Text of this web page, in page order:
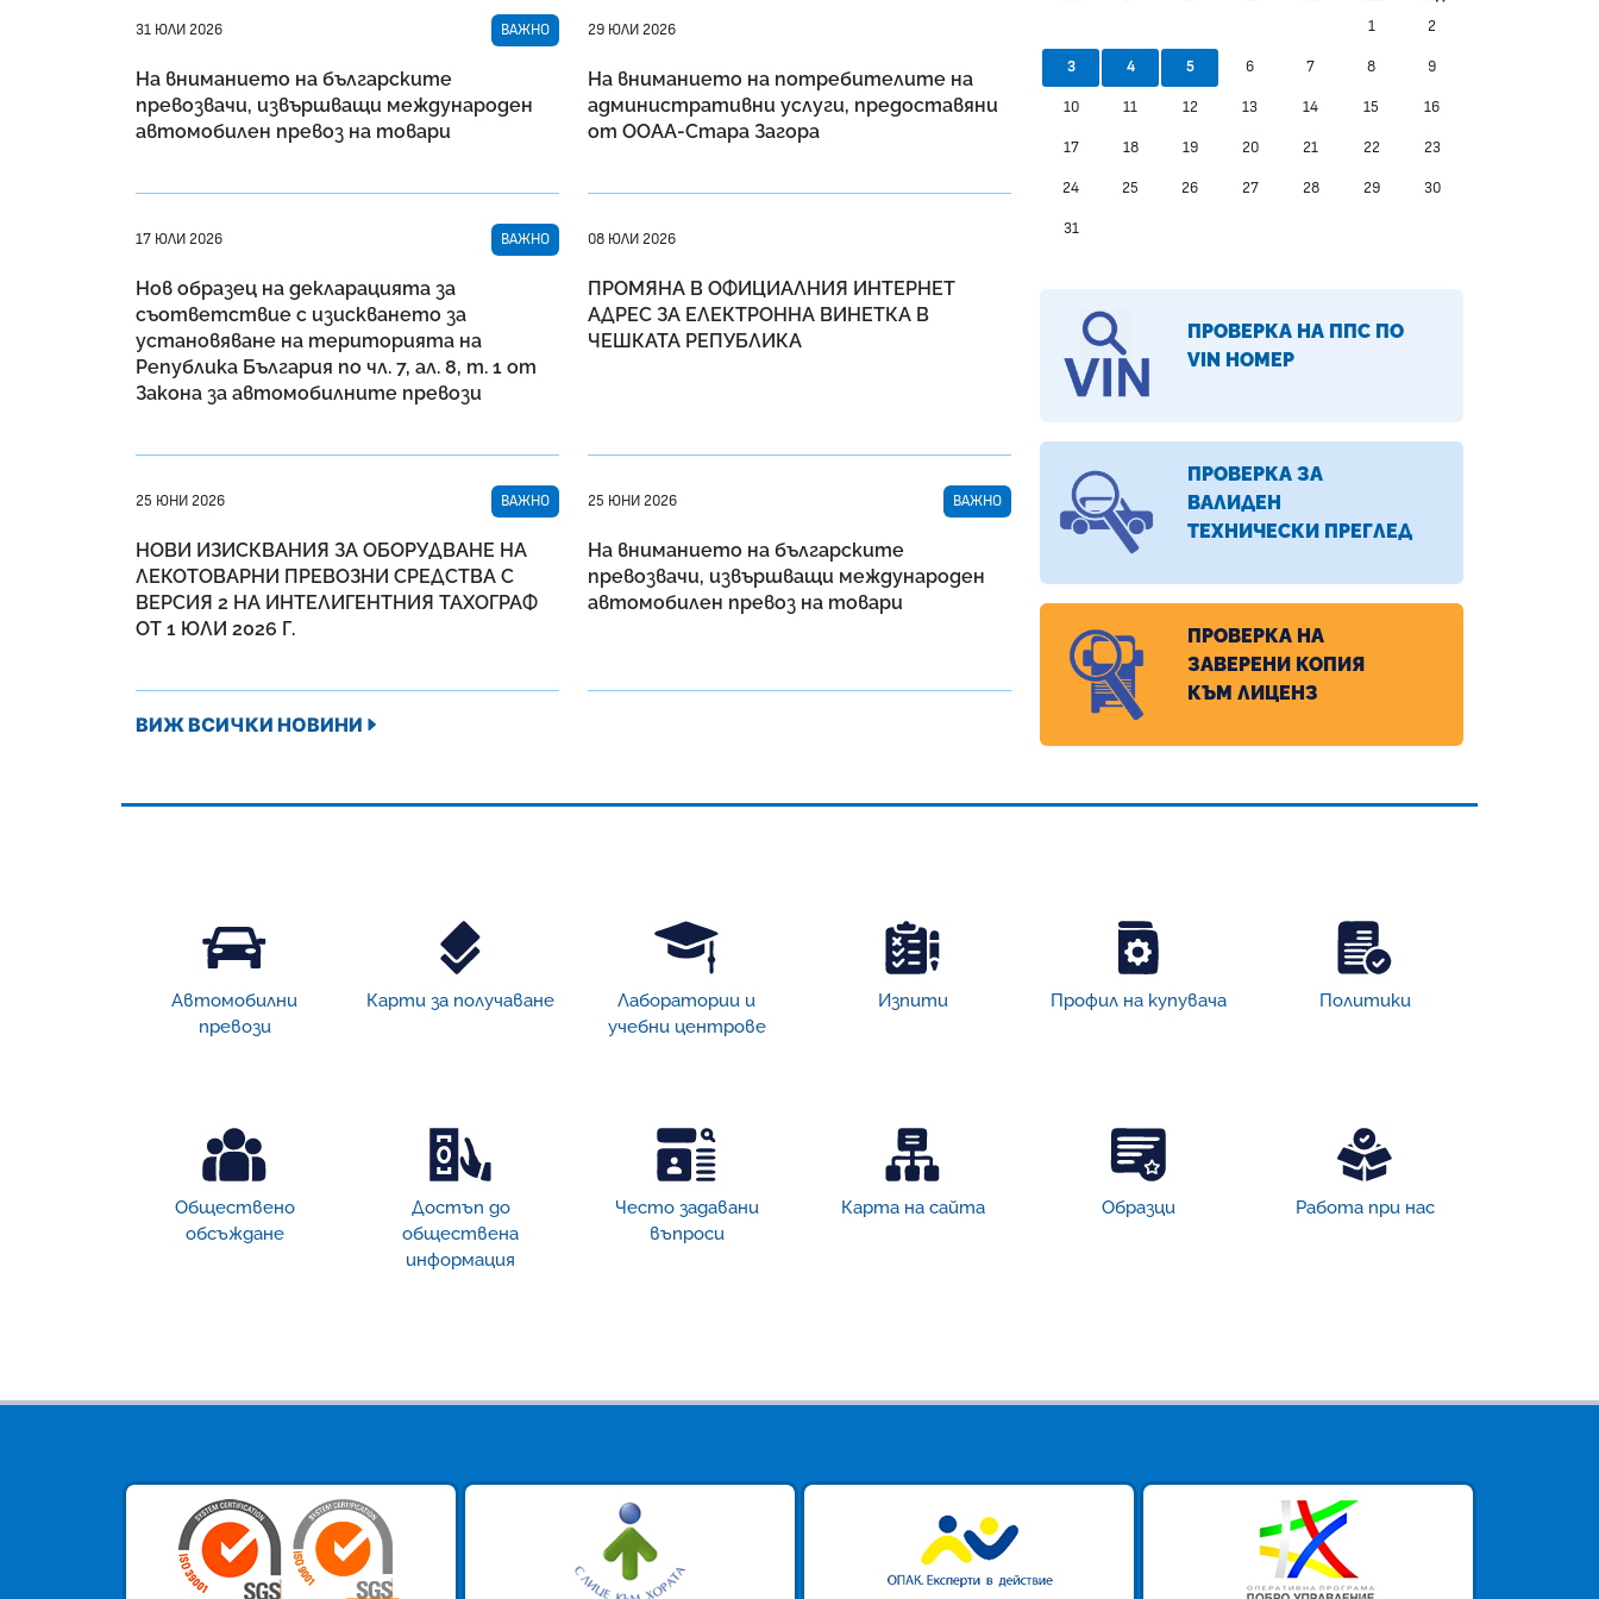
31 ЮЛИ 2026 ВАЖНО
На вниманието на българските
превозвачи, извършващи международен
автомобилен превоз на товари
29 ЮЛИ 2026
На вниманието на потребителите на
административни услуги, предоставяни
от ООАА-Стара Загора
17 ЮЛИ 2026 ВАЖНО
Нов образец на декларацията за
съответствие с изискването за
установяване на територията на
Република България по чл. 7, ал. 8, т. 1 от
Закона за автомобилните превози
08 ЮЛИ 2026
ПРОМЯНА В ОФИЦИАЛНИЯ ИНТЕРНЕТ
АДРЕС ЗА ЕЛЕКТРОННА ВИНЕТКА В
ЧЕШКАТА РЕПУБЛИКА
25 ЮНИ 2026 ВАЖНО
НОВИ ИЗИСКВАНИЯ ЗА ОБОРУДВАНЕ НА
ЛЕКОТОВАРНИ ПРЕВОЗНИ СРЕДСТВА С
ВЕРСИЯ 2 НА ИНТЕЛИГЕНТНИЯ ТАХОГРАФ
ОТ 1 ЮЛИ 2026 Г.
25 ЮНИ 2026 ВАЖНО
На вниманието на българските
превозвачи, извършващи международен
автомобилен превоз на товари
ВИЖ ВСИЧКИ НОВИНИ
1 2
3 4 5 6 7 8 9
10 11 12 13 14 15 16
17 18 19 20 21 22 23
24 25 26 27 28 29 30
31
ПРОВЕРКА НА ППС ПО
VIN НОМЕР
ПРОВЕРКА ЗА
ВАЛИДЕН
ТЕХНИЧЕСКИ ПРЕГЛЕД
ПРОВЕРКА НА
ЗАВЕРЕНИ КОПИЯ
КЪМ ЛИЦЕНЗ
Автомобилни
превози
Карти за получаване
Лаборатории и
учебни центрове
Изпити Профил на купувача Политики
Обществено
обсъждане
Достъп дo
обществена
информация
Често задавани
въпроси
Карта на сайта Образци Работа при нас